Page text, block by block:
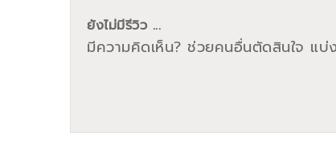
ยังไม่มีรีวิว ...
มีความคิดเห็น? ช่วยคนอื่นตัดสินใจ แ